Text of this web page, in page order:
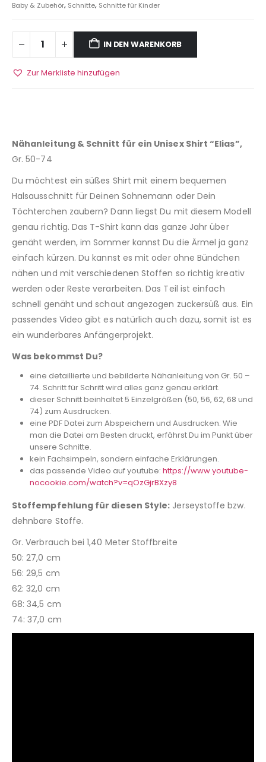
Baby & Zubehör, Schnitte, Schnitte für Kinder
IN DEN WARENKORB
Zur Merkliste hinzufügen
Nähanleitung & Schnitt für ein Unisex Shirt “Elias”,
Gr. 50-74
Du möchtest ein süßes Shirt mit einem bequemen
Halsausschnitt für Deinen Sohnemann oder Dein
Töchterchen zaubern? Dann liegst Du mit diesem Modell
genau richtig. Das T-Shirt kann das ganze Jahr über
genäht werden, im Sommer kannst Du die Ärmel ja ganz
einfach kürzen. Du kannst es mit oder ohne Bündchen
nähen und mit verschiedenen Stoffen so richtig kreativ
werden oder Reste verarbeiten. Das Teil ist einfach
schnell genäht und schaut angezogen zuckersüß aus. Ein
passendes Video gibt es natürlich auch dazu, somit ist es
ein wunderbares Anfängerprojekt.
Was bekommst Du?
eine detaillierte und bebilderte Nähanleitung von Gr. 50 –
74. Schritt für Schritt wird alles ganz genau erklärt.
dieser Schnitt beinhaltet 5 Einzelgrößen (50, 56, 62, 68 und
74) zum Ausdrucken.
eine PDF Datei zum Abspeichern und Ausdrucken. Wie
man die Datei am Besten druckt, erfährst Du im Punkt über
unsere Schnitte.
kein Fachsimpeln, sondern einfache Erklärungen.
das passende Video auf youtube: https://www.youtube-
nocookie.com/watch?v=qOzGjrBXzy8
Stoffempfehlung für diesen Style: Jerseystoffe bzw.
dehnbare Stoffe.
Gr. Verbrauch bei 1,40 Meter Stoffbreite
50: 27,0 cm
56: 29,5 cm
62: 32,0 cm
68: 34,5 cm
74: 37,0 cm